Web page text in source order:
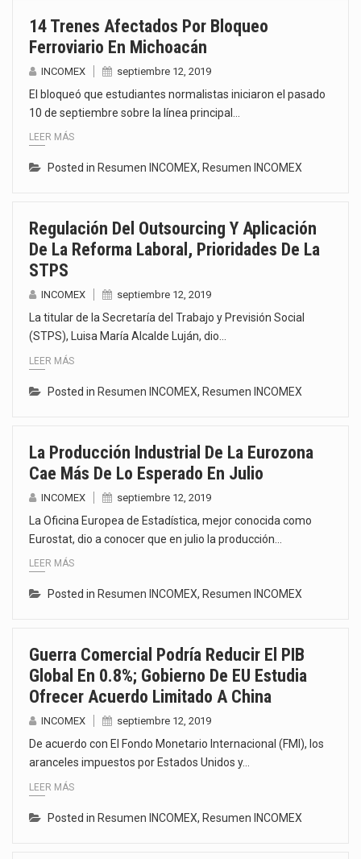
14 Trenes Afectados Por Bloqueo
Ferroviario En Michoacán
INCOMEX septiembre 12, 2019
El bloqueó que estudiantes normalistas iniciaron el pasado
10 de septiembre sobre la línea principal…
LEER MÁS
Posted in Resumen INCOMEX, Resumen INCOMEX
Regulación Del Outsourcing Y Aplicación
De La Reforma Laboral, Prioridades De La
STPS
INCOMEX septiembre 12, 2019
La titular de la Secretaría del Trabajo y Previsión Social
(STPS), Luisa María Alcalde Luján, dio…
LEER MÁS
Posted in Resumen INCOMEX, Resumen INCOMEX
La Producción Industrial De La Eurozona
Cae Más De Lo Esperado En Julio
INCOMEX septiembre 12, 2019
La Oficina Europea de Estadística, mejor conocida como
Eurostat, dio a conocer que en julio la producción…
LEER MÁS
Posted in Resumen INCOMEX, Resumen INCOMEX
Guerra Comercial Podría Reducir El PIB
Global En 0.8%; Gobierno De EU Estudia
Ofrecer Acuerdo Limitado A China
INCOMEX septiembre 12, 2019
De acuerdo con El Fondo Monetario Internacional (FMI), los
aranceles impuestos por Estados Unidos y…
LEER MÁS
Posted in Resumen INCOMEX, Resumen INCOMEX